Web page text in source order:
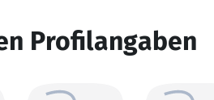
Profilangaben